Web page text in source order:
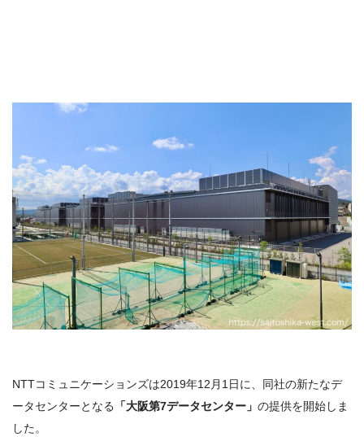
NTTコミュニケーションズは2019年12月1日に、同社の新たなデ
ータセンターとなる
「大阪第7データセンター」 の提供を開始しま
した。